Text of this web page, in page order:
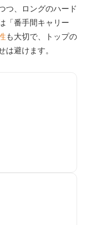
つ、ロングのハード
「番手間キャリー
も大切で、トップの
は避けます。